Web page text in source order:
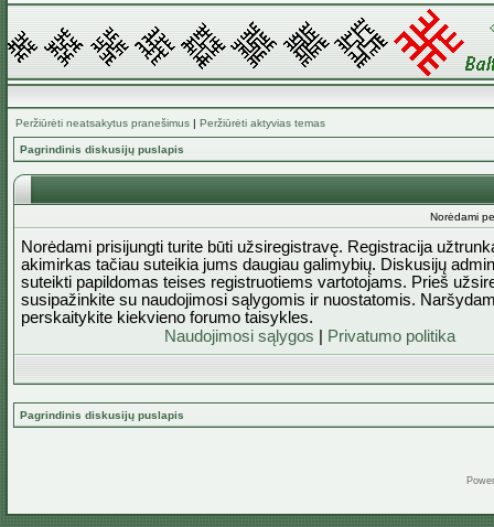
Peržiūrėti neatsakytus pranešimus | Peržiūrėti aktyvias temas
Pagrindinis diskusijų puslapis
Norėdami
Norėdami prisijungti turite būti užsiregistravę. Registracija
akimirkas tačiau suteikia jums daugiau galimybių. Diskusijų
suteikti papildomas teises registruotiems vartotojams. Prieš
susipažinkite su naudojimosi sąlygomis ir nuostatomis.
perskaitykite kiekvieno forumo taisykles.
Naudojimosi sąlygos
Privatumo politika
Pagrindinis diskusijų puslapis